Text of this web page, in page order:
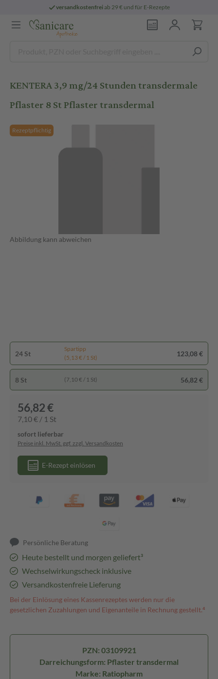
versandkostenfreiab 29 € und für E-Rezepte
KENTERA 3,9 mg/24 Stunden transdermale
Pflaster 8 St Pflaster transdermal
Rezeptpflichtig
Abbildung kann abweichen
24 St
Spartipp
(5,13 € / 1 St)
123,08 €
8 St (7,10 € / 1 St) 56,82 €
56,82 €
7,10 € / 1 St
sofort lieferbar
Preise inkl. MwSt. ggf. zzgl. Versandkosten
E-Rezept einlösen
Persönliche Beratung
Heute bestellt und morgen geliefert³
Wechselwirkungscheck inklusive
Versandkostenfreie Lieferung
Bei der Einlösung eines Kassenrezeptes werden nur die
gesetzlichen Zuzahlungen und Eigenanteile in Rechnung gestellt.⁴
PZN: 03109921
Darreichungsform: Pflaster transdermal
Marke: Ratiopharm